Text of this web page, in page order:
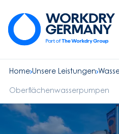
Home Unsere Leistungen
Oberflächenwasserpumpen